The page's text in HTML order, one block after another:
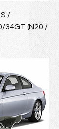
/
34GT (N20 /